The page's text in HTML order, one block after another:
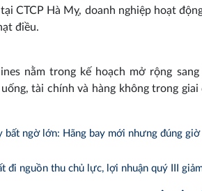
CTCP Hà Mỵ, doanh nghiệp hoạt
điều.
nằm trong kế hoạch mở rộng
tài chính và hàng không trong giai
bất ngờ lớn: Hãng bay mới nhưng đúng giờ
đi nguồn thu chủ lực, lợi nhuận quý III